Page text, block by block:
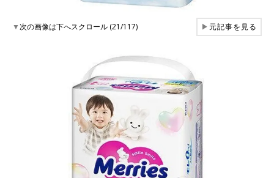
▼次の画像は下へスクロール (21/117) ▶元記事を見る